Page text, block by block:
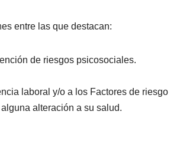
entre las que destacan:
de riesgos psicosociales.
laboral y/o a los Factores de riesgo
alteración a su salud.